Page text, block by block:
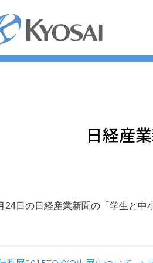
日経産
24日の日経産業新聞の「学生と中